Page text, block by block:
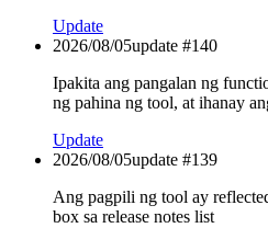
Update
2026/08/05update #140
Ipakita ang pangalan ng
ng pahina ng tool, at ihanay
Update
2026/08/05update #139
Ang pagpili ng tool ay
box sa release notes list